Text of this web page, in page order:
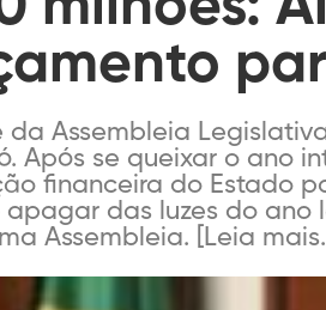
da Assembleia
Após se queixar o ano
financeira do Estado
apagar das luzes do ano
Assembleia. [Leia